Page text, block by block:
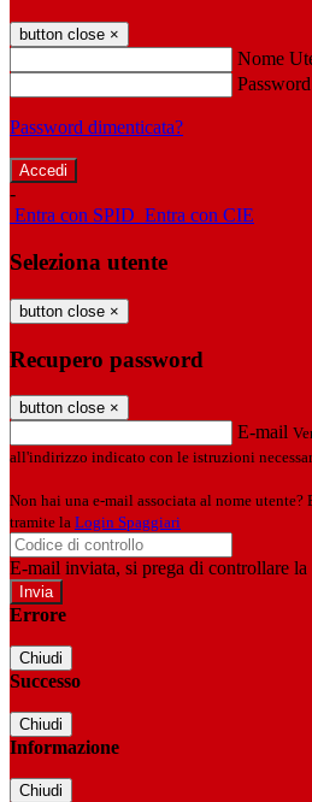
button close ×
Nome
Password
Password dimenticata?
-
Entra con SPID Entra con CIE
Seleziona utente
button close ×
Recupero password
button close ×
E-mail
all'indirizzo indicato con le istruzioni
Non hai una e-mail associata al nome utente?
tramite la Login Spaggiari
E-mail inviata, si prega di controllare la
Errore
Chiudi
Successo
Chiudi
Informazione
Chiudi